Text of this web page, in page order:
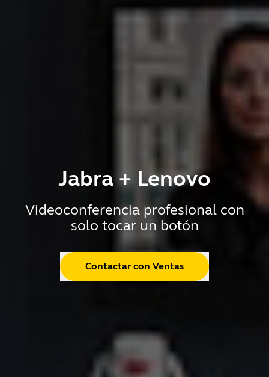
Jabra + Lenovo
Videoconferencia profesional con
solo tocar un botón
Contactar con Ventas